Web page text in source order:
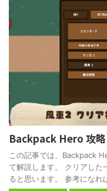
Backpack Hero 攻
この記事では、Backpack
て解説します。 クリアした
ると思います。 参考になれ